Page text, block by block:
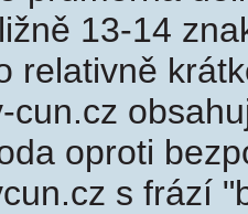
13-14
relativně
cun.cz
oproti
s frází